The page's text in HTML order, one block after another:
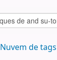
Nuvem de tags